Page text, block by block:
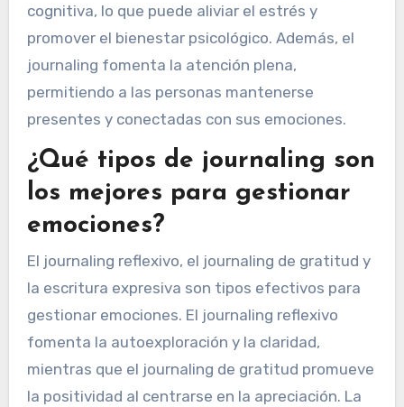
cognitiva, lo que puede aliviar el estrés y
promover el bienestar psicológico. Además, el
journaling fomenta la atención plena,
permitiendo a las personas mantenerse
presentes y conectadas con sus emociones.
¿Qué tipos de journaling son
los mejores para gestionar
emociones?
El journaling reflexivo, el journaling de gratitud y
la escritura expresiva son tipos efectivos para
gestionar emociones. El journaling reflexivo
fomenta la autoexploración y la claridad,
mientras que el journaling de gratitud promueve
la positividad al centrarse en la apreciación. La